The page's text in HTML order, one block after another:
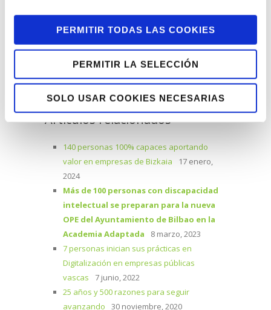
PERMITIR TODAS LAS COOKIES
PERMITIR LA SELECCIÓN
SOLO USAR COOKIES NECESARIAS
E-Mail
Artículos relacionados
140 personas 100% capaces aportando
valor en empresas de Bizkaia
17 enero,
2024
Más de 100 personas con discapacidad
intelectual se preparan para la nueva
OPE del Ayuntamiento de Bilbao en la
Academia Adaptada
8 marzo, 2023
7 personas inician sus prácticas en
Digitalización en empresas públicas
vascas
7 junio, 2022
25 años y 500 razones para seguir
avanzando
30 noviembre, 2020